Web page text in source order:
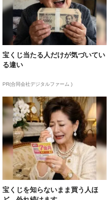
宝くじ当たる人だけが気づいてい
る違い
PR(合同会社デジタルファーム )
宝くじを知らないまま買う人ほ